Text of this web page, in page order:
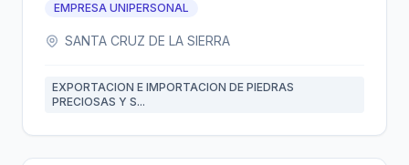
EMPRESA UNIPERSONAL
SANTA CRUZ DE LA SIERRA
EXPORTACION E IMPORTACION DE PIEDRAS
PRECIOSAS Y S...